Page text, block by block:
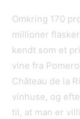
Omkring 170
millioner
kendt som et
vine fra
Château de la
vinhuse, og
til, at man er